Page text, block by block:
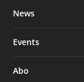
News
Events
Abo